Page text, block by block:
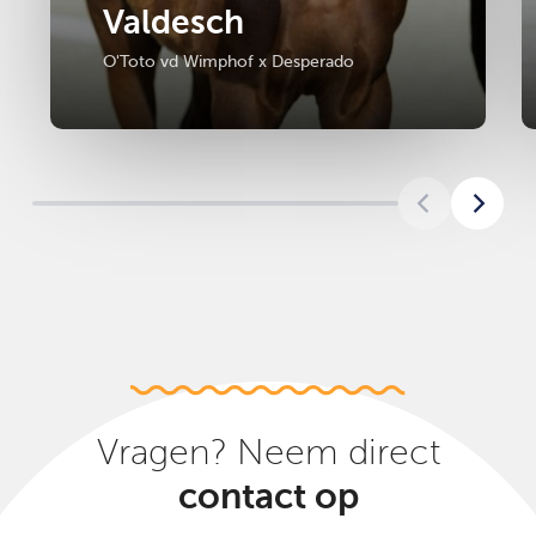
Valdesch
O'Toto vd Wimphof x Desperado
Vragen? Neem direct
contact op